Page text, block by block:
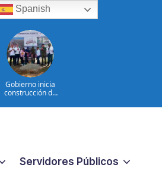
Gobierno inicia
construcción de
estratégicas en la
Servidores Públicos
Spanish